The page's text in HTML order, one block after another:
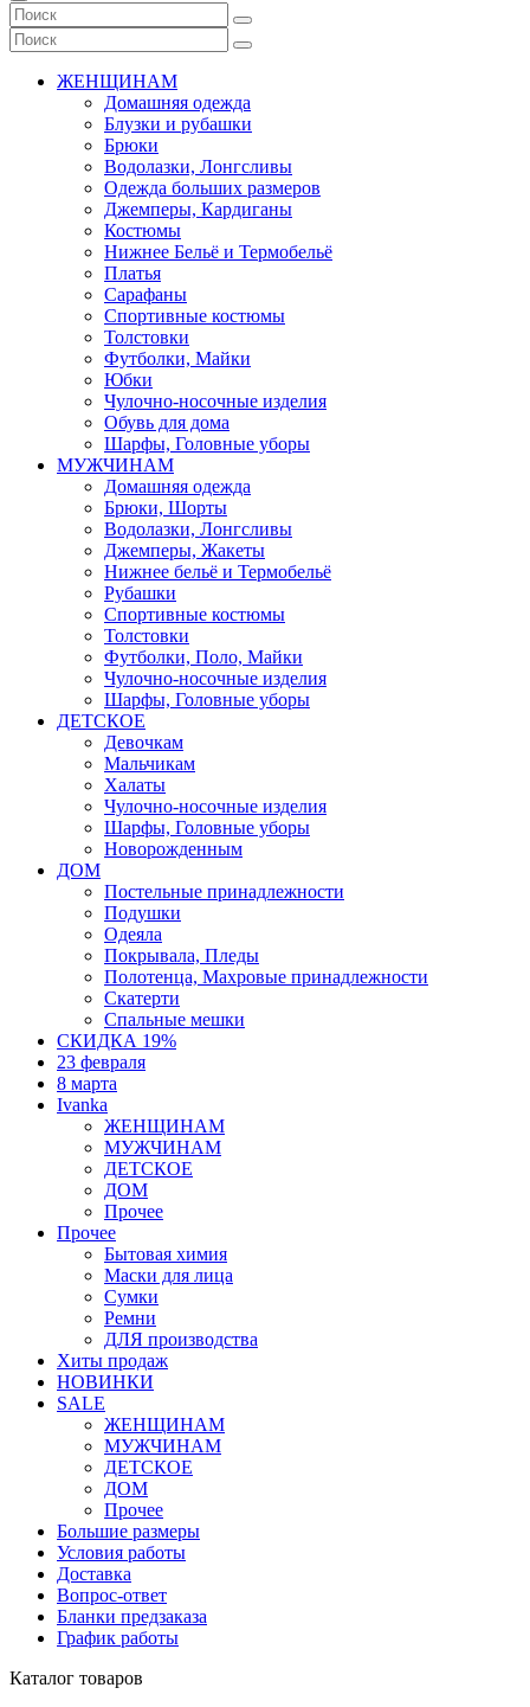
ЖЕНЩИНАМ
Домашняя одежда
Блузки и рубашки
Брюки
Водолазки, Лонгсливы
Одежда больших размеров
Джемперы, Кардиганы
Костюмы
Нижнее Бельё и Термобельё
Платья
Сарафаны
Спортивные костюмы
Толстовки
Футболки, Майки
Юбки
Чулочно-носочные изделия
Обувь для дома
Шарфы, Головные уборы
МУЖЧИНАМ
Домашняя одежда
Брюки, Шорты
Водолазки, Лонгсливы
Джемперы, Жакеты
Нижнее бельё и Термобельё
Рубашки
Спортивные костюмы
Толстовки
Футболки, Поло, Майки
Чулочно-носочные изделия
Шарфы, Головные уборы
ДЕТСКОЕ
Девочкам
Мальчикам
Халаты
Чулочно-носочные изделия
Шарфы, Головные уборы
Новорожденным
ДОМ
Постельные принадлежности
Подушки
Одеяла
Покрывала, Пледы
Полотенца, Махровые принадлежности
Скатерти
Спальные мешки
СКИДКА 19%
23 февраля
8 марта
Ivanka
ЖЕНЩИНАМ
МУЖЧИНАМ
ДЕТСКОЕ
ДОМ
Прочее
Прочее
Бытовая химия
Маски для лица
Сумки
Ремни
ДЛЯ производства
Хиты продаж
НОВИНКИ
SALE
ЖЕНЩИНАМ
МУЖЧИНАМ
ДЕТСКОЕ
ДОМ
Прочее
Большие размеры
Условия работы
Доставка
Вопрос-ответ
Бланки предзаказа
График работы
Каталог товаров